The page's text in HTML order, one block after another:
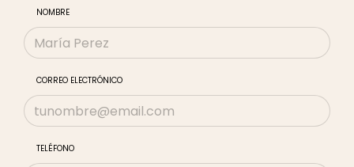
NOMBRE
CORREO ELECTRÓNICO
TELÉFONO